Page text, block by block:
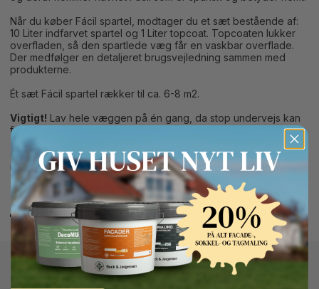
Når du køber Fácil spartel, modtager du et sæt bestående af:
10 Liter indfarvet spartel og 1 Liter topcoat. Topcoaten lukker
overfladen, så den spartlede væg får en vaskbar overflade.
Der medfølger en detaljeret brugsvejledning sammen med
produkterne.
Ét sæt Fácil spartel rækker til ca. 6-8 m2.
Vigtigt! Lav hele væggen på én gang, da stop undervejs kan
føre til uhensigtsmæssige farveforskelle.
OBS:
Fácil spartel er en bestillingsvare, som ikke kan
returneres.
Teknisk datablad
Andre kunder kigger også på
Button Text